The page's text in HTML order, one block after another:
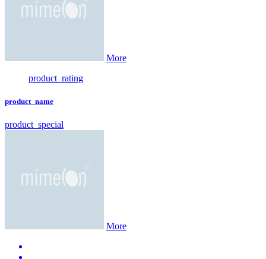
More
product_rating
product_name
product_special
More